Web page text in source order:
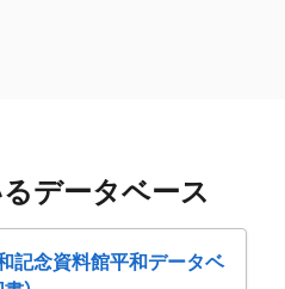
データベース
記念資料館平和データベ